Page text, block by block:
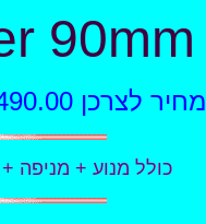
90mm
מחיר לצרכן 2490.00 ש"ח, מחיר כולל סוללה 6 תאים ומטען 2950.00 ש"ח
כולל מנוע + מניפה + בקר מהירות + 11 סרווים